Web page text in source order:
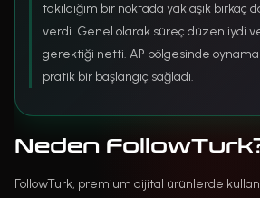
takıldığım bir noktada yaklaşık birkaç
verdi. Genel olarak süreç düzenliydi
gerektiği netti. AP bölgesinde
pratik bir başlangıç sağladı.
Neden
FollowTurk, premium dijital ürünlerde